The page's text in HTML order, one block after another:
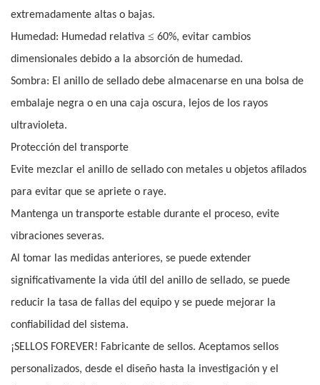
extremadamente altas o bajas.
Humedad: Humedad relativa ≤ 60%, evitar cambios
dimensionales debido a la absorción de humedad.
Sombra: El anillo de sellado debe almacenarse en una bolsa de
embalaje negra o en una caja oscura, lejos de los rayos
ultravioleta.
Protección del transporte
Evite mezclar el anillo de sellado con metales u objetos afilados
para evitar que se apriete o raye.
Mantenga un transporte estable durante el proceso, evite
vibraciones severas.
Al tomar las medidas anteriores, se puede extender
significativamente la vida útil del anillo de sellado, se puede
reducir la tasa de fallas del equipo y se puede mejorar la
confiabilidad del sistema.
¡SELLOS FOREVER! Fabricante de sellos. Aceptamos sellos
personalizados, desde el diseño hasta la investigación y el